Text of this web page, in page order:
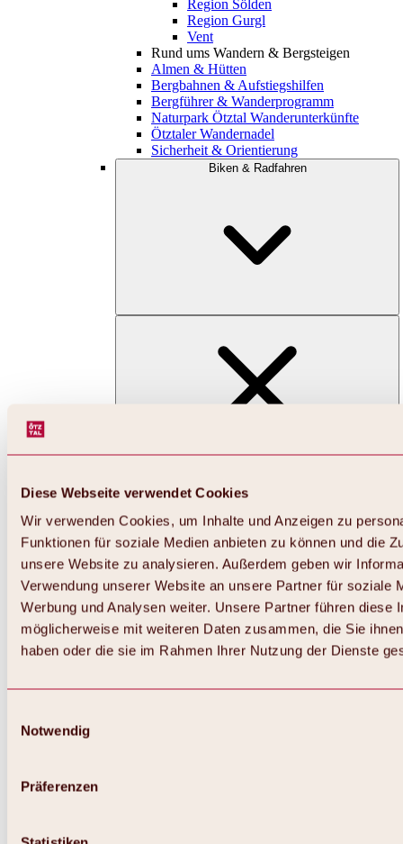
Diese Webseite verwendet Cookies
Wir verwenden Cookies, um Inhalte und Anzeigen zu
Funktionen für soziale Medien anbieten zu können und die
unsere Website zu analysieren. Außerdem geben wir
Verwendung unserer Website an unsere Partner für soziale
Werbung und Analysen weiter. Unsere Partner führen diese
möglicherweise mit weiteren Daten zusammen, die Sie
haben oder die sie im Rahmen Ihrer Nutzung der Dienste
Notwendig
Präferenzen
Region Sölden
Region Gurgl
Vent
Rund ums Wandern & Bergsteigen
Almen & Hütten
Bergbahnen & Aufstiegshilfen
Bergführer & Wanderprogramm
Naturpark Ötztal Wanderunterkünfte
Ötztaler Wandernadel
Sicherheit & Orientierung
Biken & Radfahren